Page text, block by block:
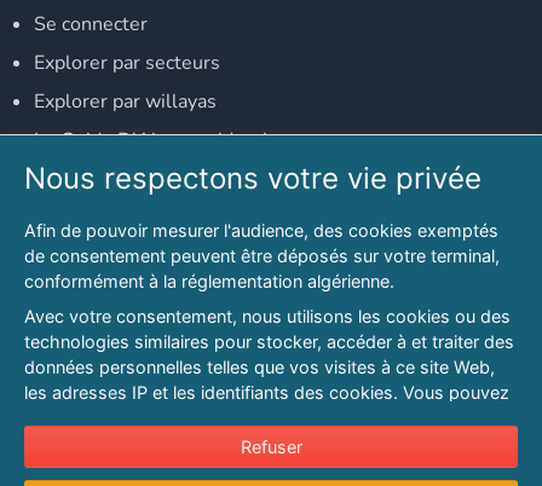
Se connecter
Explorer par secteurs
Explorer par willayas
Le Guide D'Alger, guide-alger.com
NOS RÉSEAUX SOCIAUX
Notre page Facebook
Notre page LinkedIn
Notre page Instagram
Notre page Twitter
© 2026 PAGESMAGHREB.COM. ALL RIGHTS RESERVED
Nous respectons votre vie privée
Afin de pouvoir mesurer l'audience, des cookies exemptés
de consentement peuvent être déposés sur votre terminal,
conformément à la réglementation algérienne.
Avec votre consentement, nous utilisons les cookies ou des
technologies similaires pour stocker, accéder à et traiter des
données personnelles telles que vos visites à ce site Web,
les adresses IP et les identifiants des cookies. Vous pouvez
sur l'intérêt légitime à tout moment en cliquant sur « Refuser
».
Refuser